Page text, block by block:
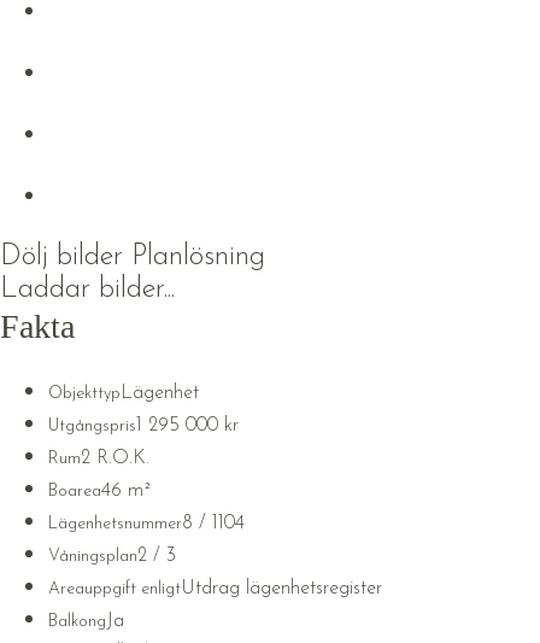
Dölj bilder Planlösning
Laddar bilder...
Fakta
Objekttyp Lägenhet
Utgångspris 1 295 000 kr
Rum2 R.O.K.
Boarea46 m²
Lägenhetsnummer8 / 1104
Våningsplan2 / 3
Areauppgift enligtUtdrag lägenhetsregister
Balkong Ja